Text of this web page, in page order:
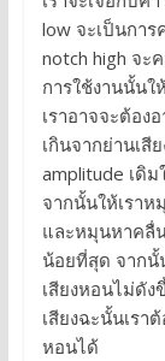
low จะเป็นกา
notch high จะ
การใช้งานนั้นใ
เราอาจจะต้อง
เกินจากย่านเสี
amplitude เดิ
จากนั้นให้เรา
และหมุนหาคลื่
น้อยที่สุด จากนั้
เสียงหอนไม่ดัง
เสียงฉะนั้นเรา
หอนได้